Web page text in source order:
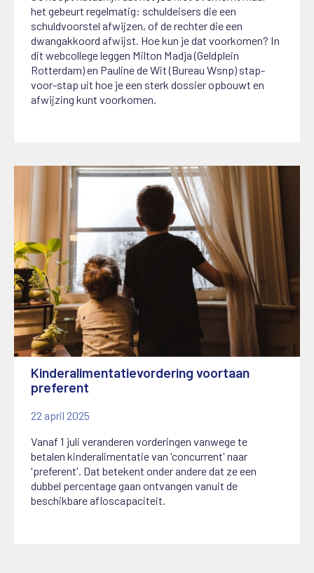
het gebeurt regelmatig: schuldeisers die een
schuldvoorstel afwijzen, of de rechter die een
dwangakkoord afwijst. Hoe kun je dat voorkomen? In
dit webcollege leggen Milton Madja (Geldplein
Rotterdam) en Pauline de Wit (Bureau Wsnp) stap-
voor-stap uit hoe je een sterk dossier opbouwt en
afwijzing kunt voorkomen.
Kinderalimentatievordering voortaan
preferent
22 april 2025
Vanaf 1 juli veranderen vorderingen vanwege te
betalen kinderalimentatie van 'concurrent' naar
'preferent'. Dat betekent onder andere dat ze een
dubbel percentage gaan ontvangen vanuit de
beschikbare afloscapaciteit.